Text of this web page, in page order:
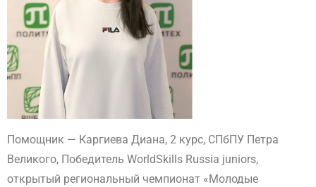
Помощник — Каргиева Диана, 2 курс, СПбПУ Петра
Великого, Победитель WorldSkills Russia juniors,
открытый региональный чемпионат «Молодые